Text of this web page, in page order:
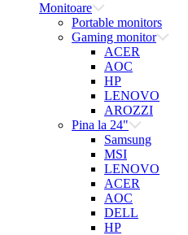
Monitoare
Portable monitors
Gaming monitor
ACER
AOC
HP
LENOVO
AROZZI
Pina la 24"
Samsung
MSI
LENOVO
ACER
AOC
DELL
HP